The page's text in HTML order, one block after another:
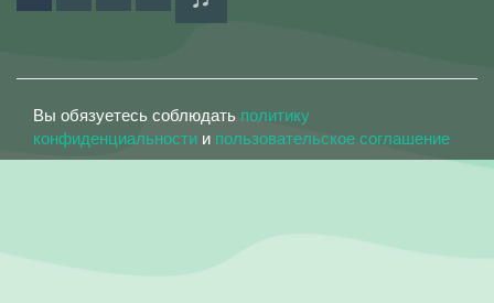
Вы обязуетесь соблюдать политику
конфиденциальности и пользовательское соглашение